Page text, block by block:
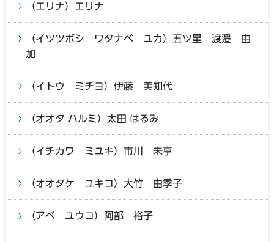
（エリナ）エリナ
（イツツボシ ワタナベ ユカ）五ツ星 渡邉 由
加
（イトウ ミチヨ）伊藤 美知代
（オオタ ハルミ）太田 はるみ
（イチカワ ミユキ）市川 未享
（オオタケ ユキコ）大竹 由季子
（アベ ユウコ）阿部 裕子